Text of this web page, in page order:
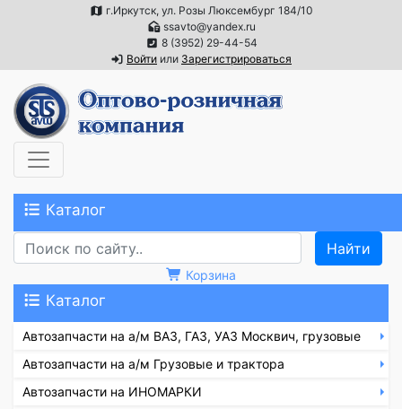
г.Иркутск, ул. Розы Люксембург 184/10
ssavto@yandex.ru
8 (3952) 29-44-54
Войти или Зарегистрироваться
Каталог
Корзина
Каталог
Автозапчасти на а/м ВАЗ, ГАЗ, УАЗ Москвич, грузовые
Автозапчасти на а/м Грузовые и трактора
Автозапчасти на ИНОМАРКИ